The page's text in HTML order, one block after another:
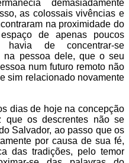
demasiadamente
as colossais vivências e
na proximidade do
de apenas poucos
de concentrar-se
na pessoa dele, que o seu
num futuro remoto não
sim relacionado novamente
dias de hoje na concepção
que os descrentes não se
Salvador, ao passo que os
por causa de sua fé,
das tradições, pelo temor